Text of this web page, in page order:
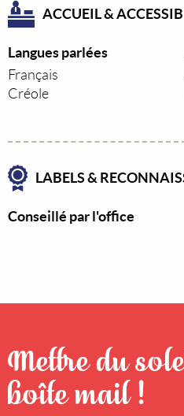
ACCUEIL &
Langues parlées
Français
Créole
LABELS &
Conseillé par l'office
Mettre du
boîte mail !